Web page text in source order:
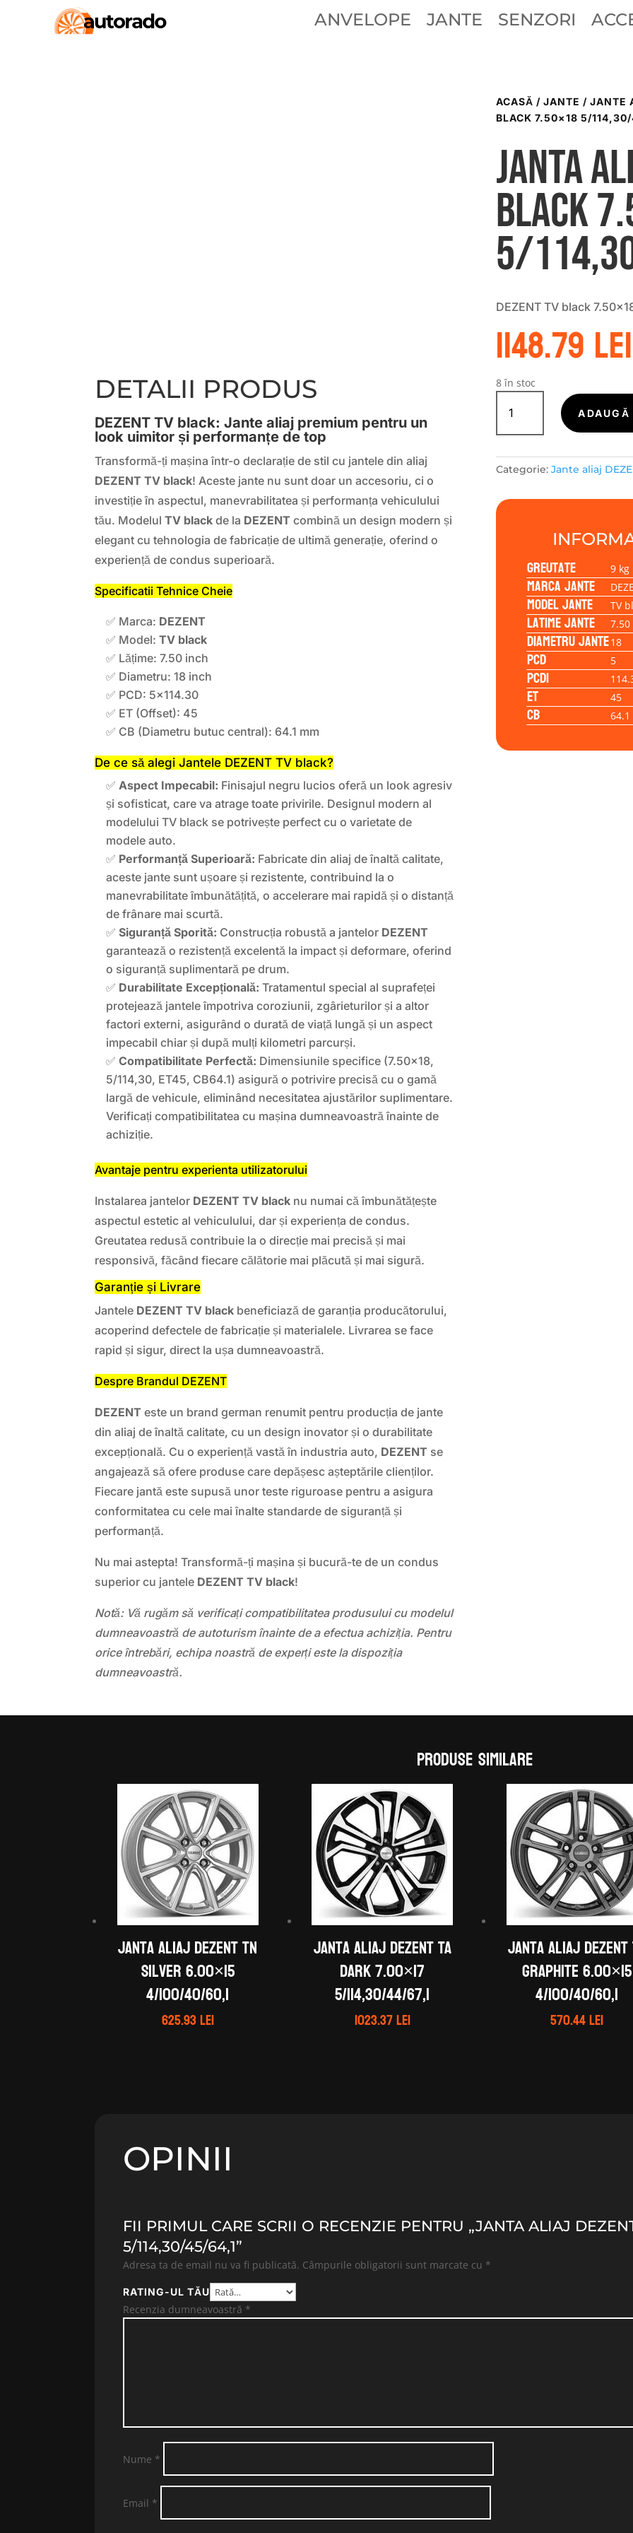
ANVELOPE JANTE SENZORI
DETALII PRODUS
DEZENT TV black: Jante aliaj premium pentru un
look uimitor și performanțe de top
Transformă-ți mașina într-o declarație de stil cu jantele din aliaj
DEZENT TV black! Aceste jante nu sunt doar un accesoriu, ci o
investiție în aspectul, manevrabilitatea și performanța vehiculului
tău. ModelulTV black de la DEZENT combină un design modern și
elegant cu tehnologia de fabricație de ultimă generație, oferind o
experiență de condus superioară.
Specificatii Tehnice Cheie
✅ Marca: DEZENT
✅ Model:TV black
✅ Lățime: 7.50 inch
✅ Diametru: 18 inch
✅ PCD: 5×114.30
✅ ET (Offset): 45
✅ CB (Diametru butuc central): 64.1 mm
De ce să alegi Jantele DEZENT TV black?
✅ Aspect Impecabil: Finisajul negru lucios oferă un look agresiv
și sofisticat, care va atrage toate privirile. Designul modern al
modelului TV black se potrivește perfect cu o varietate de
modele auto.
✅ Performanță Superioară: Fabricate din aliaj de înaltă calitate,
aceste jante sunt ușoare și rezistente, contribuind la o
manevrabilitate îmbunătățită, o accelerare mai rapidă și o distanță
de frânare mai scurtă.
✅Siguranță Sporită: Construcția robustă a jantelor DEZENT
garantează o rezistență excelentă la impact și deformare, oferind
o siguranță suplimentară pe drum.
✅ Durabilitate Excepțională: Tratamentul special al suprafeței
protejează jantele împotriva coroziunii, zgârieturilor și a altor
factori externi, asigurând o durată de viață lungă și un aspect
impecabil chiar și după mulți kilometri parcurși.
✅Compatibilitate Perfectă: Dimensiunile specifice (7.50×18,
5/114,30, ET45, CB64.1) asigură o potrivire precisă cu o gamă
largă de vehicule, eliminând necesitatea ajustărilor suplimentare.
Verificați compatibilitatea cu mașina dumneavoastră înainte de
achiziție.
Avantaje pentru experienta utilizatorului
Instalarea jantelor DEZENT TV black nu numai că îmbunătățește
aspectul estetic al vehiculului, dar și experiența de condus.
Greutatea redusă contribuie la o direcție mai precisă și mai
responsivă, făcând fiecare călătorie mai plăcută și mai sigură.
Garanție și Livrare
Jantele DEZENT TV black beneficiază de garanția producătorului,
acoperind defectele de fabricație și materialele. Livrarea se face
rapid și sigur, direct la ușa dumneavoastră.
Despre Brandul DEZENT
DEZENT este un brand german renumit pentru producția de jante
din aliaj de înaltă calitate, cu un design inovator și o durabilitate
excepțională. Cu o experiență vastă în industria auto, DEZENT se
angajează să ofere produse care depășesc așteptările clienților.
Fiecare jantă este supusă unor teste riguroase pentru a asigura
conformitatea cu cele mai înalte standarde de siguranță și
performanță.
Nu mai astepta! Transformă-ți mașina și bucură-te de un condus
superior cu jantele DEZENT TV black!
Notă: Vă rugăm să verificați compatibilitatea produsului cu modelul
dumneavoastră de autoturism înainte de a efectua achiziția. Pentru
orice întrebări, echipa noastră de experți este la dispoziția
dumneavoastră.
ACASĂ / JANTE / JANTE
BLACK 7.50×18 5/
Janta
black
5/
DEZENT TV black
1148.79lei
8 în stoc
Cantitate
Janta
aliaj
TV
black
7.50x18
5/114,30/45/64,1
Categorie: Jante aliaj
Greutate 9 kg
Marca jante
Model jante TV
Latime jante 7.50
Diametru jante18
PCD 5
PCD1
ET 45
CB 64.1
Produse similare
Janta aliaj DEZENT TN
silver 6.00×15
4/100/40/60,1
625.93lei
Janta aliaj DEZENT TA
dark 7.00×17
5/114,30/44/67,1
1023.37lei
Janta aliaj DEZENT
graphite 6.00×15
4/100/40/60,1
570.44lei
OPINII
FII PRIMUL CARE SCRII O RECENZIE PENTRU „JANTA ALIAJ
5/114,30/45/64,1”
Adresa ta de email nu va fi publicată. Câmpurile obligatorii sunt marcate cu *
RATING-UL TĂU
Recenzia dumneavoastră *
Nume *
Email *